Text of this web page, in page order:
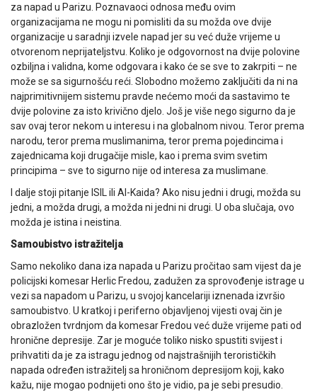
za napad u Parizu. Poznavaoci odnosa među ovim
organizacijama ne mogu ni pomisliti da su možda ove dvije
organizacije u saradnji izvele napad jer su već duže vrijeme u
otvorenom neprijateljstvu. Koliko je odgovornost na dvije polovine
ozbiljna i validna, kome odgovara i kako će se sve to zakrpiti – ne
može se sa sigurnošću reći. Slobodno možemo zaključiti da ni na
najprimitivnijem sistemu pravde nećemo moći da sastavimo te
dvije polovine za isto krivično djelo. Još je više nego sigurno da je
sav ovaj teror nekom u interesu i na globalnom nivou. Teror prema
narodu, teror prema muslimanima, teror prema pojedincima i
zajednicama koji drugačije misle, kao i prema svim svetim
principima – sve to sigurno nije od interesa za muslimane.
I dalje stoji pitanje ISIL ili Al-Kaida? Ako nisu jedni i drugi, možda su
jedni, a možda drugi, a možda ni jedni ni drugi. U oba slučaja, ovo
možda je istina i neistina.
Samoubistvo istražitelja
Samo nekoliko dana iza napada u Parizu pročitao sam vijest da je
policijski komesar Herlic Fredou, zadužen za sprovođenje istrage u
vezi sa napadom u Parizu, u svojoj kancelariji iznenada izvršio
samoubistvo. U kratkoj i periferno objavljenoj vijesti ovaj čin je
obrazložen tvrdnjom da komesar Fredou već duže vrijeme pati od
hronične depresije. Zar je moguće toliko nisko spustiti svijest i
prihvatiti da je za istragu jednog od najstrašnijih terorističkih
napada određen istražitelj sa hroničnom depresijom koji, kako
kažu, nije mogao podnijeti ono što je vidio, pa je sebi presudio.